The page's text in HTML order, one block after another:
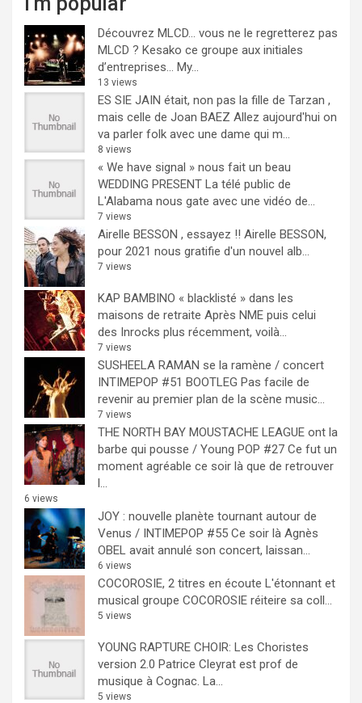
Découvrez MLCD… vous ne le regretterez pas
MLCD ? Kesako ce groupe aux initiales
d’entreprises… My...
13 views
ES SIE JAIN était, non pas la fille de Tarzan ,
mais celle de Joan BAEZ Allez aujourd'hui on
va parler folk avec une dame qui m...
8 views
« We have signal » nous fait un beau
WEDDING PRESENT La télé public de
L'Alabama nous gate avec une vidéo de...
7 views
Airelle BESSON , essayez !! Airelle BESSON,
pour 2021 nous gratifie d'un nouvel alb...
7 views
KAP BAMBINO « blacklisté » dans les
maisons de retraite Après NME puis celui
des Inrocks plus récemment, voilà...
7 views
SUSHEELA RAMAN se la ramène / concert
INTIMEPOP #51 BOOTLEG Pas facile de
revenir au premier plan de la scène music...
7 views
THE NORTH BAY MOUSTACHE LEAGUE ont la
barbe qui pousse / Young POP #27 Ce fut un
moment agréable ce soir là que de retrouver
l...
6 views
JOY : nouvelle planète tournant autour de
Venus / INTIMEPOP #55 Ce soir là Agnès
OBEL avait annulé son concert, laissan...
6 views
COCOROSIE, 2 titres en écoute L'étonnant et
musical groupe COCOROSIE réiteire sa coll...
5 views
YOUNG RAPTURE CHOIR: Les Choristes
version 2.0 Patrice Cleyrat est prof de
musique à Cognac. La...
5 views